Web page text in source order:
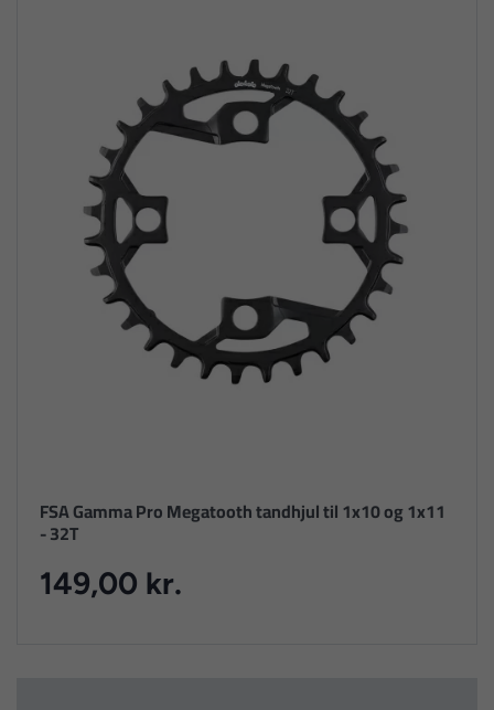
FSA Gamma Pro Megatooth tandhjul til 1x10 og 1x11
- 32T
149,00 kr.